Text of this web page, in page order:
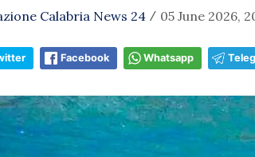
Calabria News 24 / 05 June 2026,
Facebook Whatsapp